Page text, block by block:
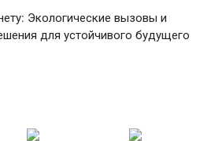
Экологические вызовы и
для устойчивого будущего